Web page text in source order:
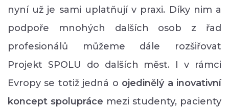
nyní už je sami uplatňují v praxi. Díky nim a
podpoře mnohých dalších osob z řad
profesionálů můžeme dále rozšiřovat
Projekt SPOLU do dalších měst. I v rámci
Evropy se totiž jedná o ojedinělý a inovativní
koncept spolupráce mezi studenty, pacienty